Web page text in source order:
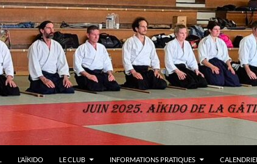
L’AÏKIDO LE CLUB INFORMATIONS PRATIQUES